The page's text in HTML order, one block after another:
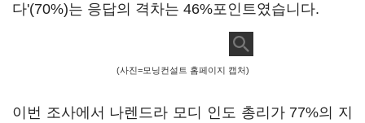
다'(70%)는 응답의 격차는 46%포인트였습니다.
(사진=모닝컨설트 홈페이지 캡처)
이번 조사에서 나렌드라 모디 인도 총리가 77%의 지